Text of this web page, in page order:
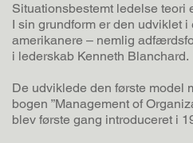
Situationsbestemt ledelse teori
I sin grundform er den udviklet
amerikanere – nemlig
i lederskab Kenneth Blanchard.
De udviklede den første model
bogen ”Management of
blev første gang introduceret i